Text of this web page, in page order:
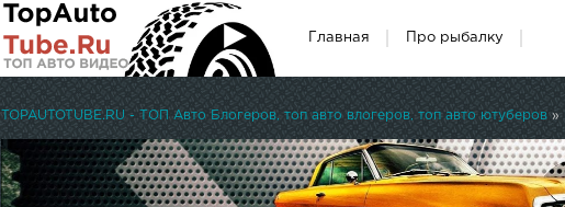
Главная Про рыбалку
TOPAUTOTUBE.RU - ТОП Авто Блогеров, топ авто влогеров, топ авто ютуберов»